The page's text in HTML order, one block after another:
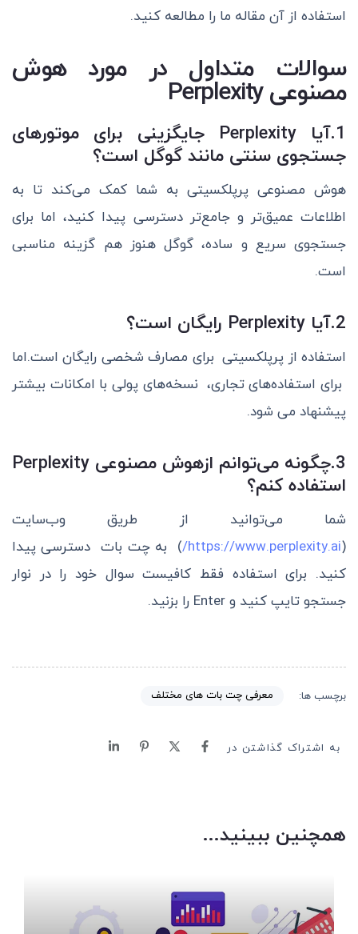
استفاده از آن مقاله ما را مطالعه کنید.
سوالات متداول در مورد هوش
مصنوعی Perplexity
1.آیا Perplexity جایگزینی برای موتورهای
جستجوی سنتی مانند گوگل است؟
هوش مصنوعی پرپلکسیتی به شما کمک می‌کند تا به
اطلاعات عمیق‌تر و جامع‌تر دسترسی پیدا کنید، اما برای
جستجوی سریع و ساده، گوگل هنوز هم گزینه مناسبی
است.
2.آیا Perplexity رایگان است؟
استفاده از پرپلکسیتی برای مصارف شخصی رایگان است.اما
برای استفاده‌های تجاری، نسخه‌های پولی با امکانات بیشتر
پیشنهاد می شود.
3.چگونه می‌توانم ازهوش مصنوعی Perplexity
استفاده کنم؟
شما می‌توانید از طریق وب‌سایت
(
https://www.perplexity.ai/ ) به چت بات دسترسی پیدا
کنید. برای استفاده فقط کافیست سوال خود را در نوار
جستجو تایپ کنید و Enter را بزنید.
برچسب ها: معرفی چت بات های مختلف
به اشتراک گذاشتن در
همچنین ببینید...